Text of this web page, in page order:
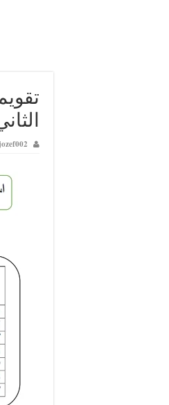
الثاني
jozef002